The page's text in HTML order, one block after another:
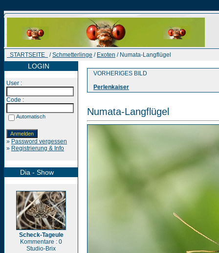
STARTSEITE /Schmetterlinge / Exoten / Numata-Langflügel
LOGIN
User :
Code :
Automatisch
» Password vergessen
» Registrierung & Info
Dia - Show
Scheck-Tageule
Kommentare : 0
Studio-Brix
VORHERIGES BILD
Perlenkaiser
Numata-Langflügel